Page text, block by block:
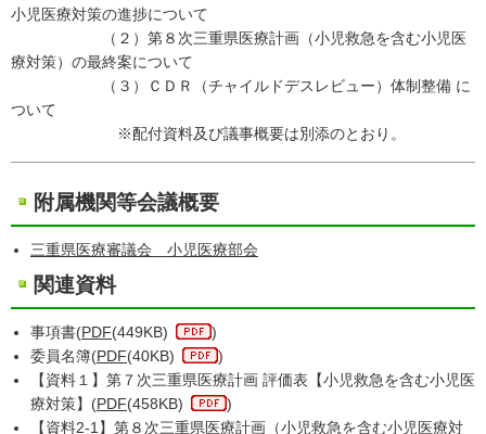
小児医療対策の進捗について
（２）第８次三重県医療計画（小児救急を含む小児医
療対策）の最終案について
（３）ＣＤＲ（チャイルドデスレビュー）体制整備 に
ついて
※配付資料及び議事概要は別添のとおり。
附属機関等会議概要
三重県医療審議会 小児医療部会
関連資料
事項書(PDF(449KB)
)
委員名簿(PDF(40KB)
)
【資料１】第７次三重県医療計画 評価表【小児救急を含む小児医
療対策】(PDF(458KB)
)
【資料2-1】第８次三重県医療計画（小児救急を含む小児医療対